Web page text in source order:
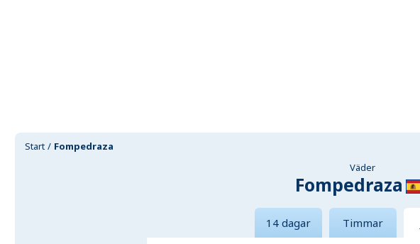
Start Fompedraza
Väder
Fompedraza
14 dagar Timmar